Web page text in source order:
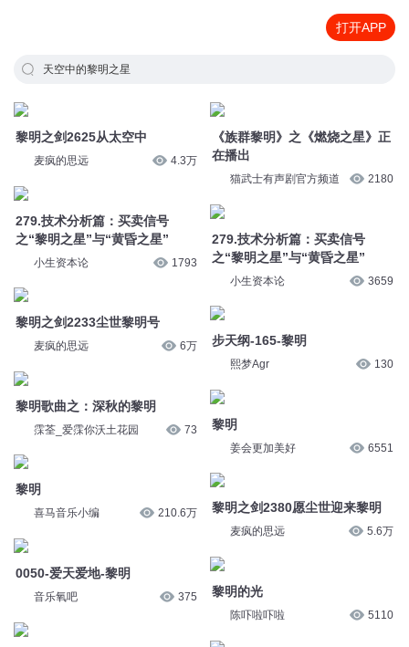
打开APP
天空中的黎明之星
黎明之剑2625从太空中
麦疯的思远 4.3万
279.技术分析篇：买卖信号
之“黎明之星”与“黄昏之星”
小生资本论 1793
黎明之剑2233尘世黎明号
麦疯的思远 6万
黎明歌曲之：深秋的黎明
霂荃_爱霂你沃土花园 73
黎明
喜马音乐小编 210.6万
0050-爱天爱地-黎明
音乐氧吧 375
《族群黎明》之《燃烧之星》正
在播出
猫武士有声剧官方频道 2180
279.技术分析篇：买卖信号
之“黎明之星”与“黄昏之星”
小生资本论 3659
步天纲-165-黎明
熙梦Agr 130
黎明
姜会更加美好 6551
黎明之剑2380愿尘世迎来黎明
麦疯的思远 5.6万
黎明的光
陈吓啦吓啦 5110